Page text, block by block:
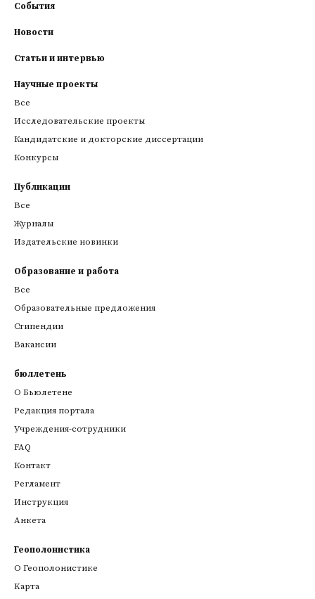
События
Новости
Статьи и интервью
Научные проекты
Все
Исследовательские проекты
Кандидатские и докторские диссертации
Конкурсы
Публикации
Все
Журналы
Издательские новинки
Образование и работа
Все
Образовательные предложения
Стипендии
Вакансии
бюллетень
О Бьюлетене
Редакция портала
Учреждения-сотрудники
FAQ
Контакт
Регламент
Инструкция
Анкета
Геополонистика
О Геополонистике
Kарта